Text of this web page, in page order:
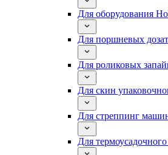
Для оборудования
Для поршневых
Для роликовых
Для скин
Для стреппинг
Для